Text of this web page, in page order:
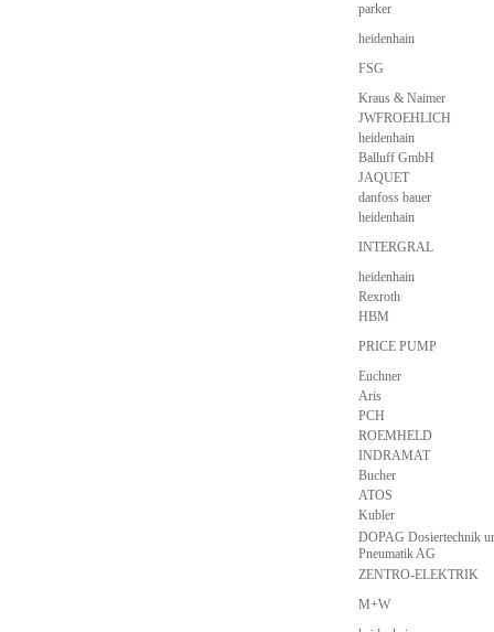
parker
heidenhain
FSG
Kraus & Naimer
JWFROEHLICH
heidenhain
Balluff GmbH
JAQUET
danfoss bauer
heidenhain
INTERGRAL
heidenhain
Rexroth
HBM
PRICE PUMP
Euchner
Aris
PCH
ROEMHELD
INDRAMAT
Bucher
ATOS
Kubler
DOPAG Dosiertechnik
Pneumatik AG
ZENTRO-ELEKTRIK
M+W